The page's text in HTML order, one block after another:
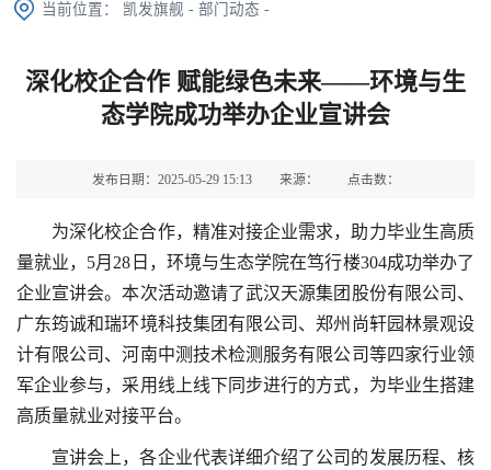
当前位置： 凯发旗舰 -部门动态 -
深化校企合作 赋能绿色未来——环境与生
态学院成功举办企业宣讲会
发布日期：2025-05-29 15:13 来源： 点击数：
为深化校企合作，精准对接企业需求，助力毕业生高质
量就业，5月28日，环境与生态学院在笃行楼304成功举办了
企业宣讲会。本次活动邀请了武汉天源集团股份有限公司、
广东筠诚和瑞环境科技集团有限公司、郑州尚轩园林景观设
计有限公司、河南中测技术检测服务有限公司等四家行业领
军企业参与，采用线上线下同步进行的方式，为毕业生搭建
高质量就业对接平台。
宣讲会上，各企业代表详细介绍了公司的发展历程、核